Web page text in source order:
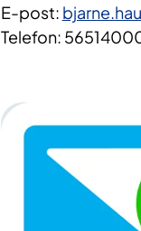
E-post:
Telefon: